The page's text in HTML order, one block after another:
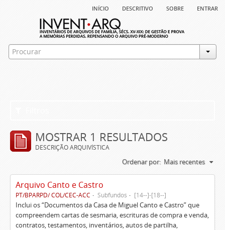
início descritivo sobre entrar
MOSTRAR 1 RESULTADOS
DESCRIÇÃO ARQUIVÍSTICA
Ordenar por: Mais recentes
Arquivo Canto e Castro
PT/BPARPD/ COL/CEC-ACC Subfundos [14--]-[18--]
Inclui os “Documentos da Casa de Miguel Canto e Castro” que
compreendem cartas de sesmaria, escrituras de compra e venda,
contratos, testamentos, inventários, autos de partilha,